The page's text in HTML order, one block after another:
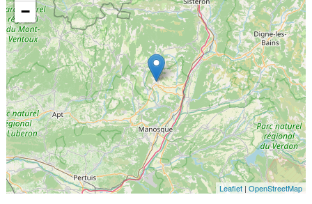
−
Leaflet |OpenStreetMap